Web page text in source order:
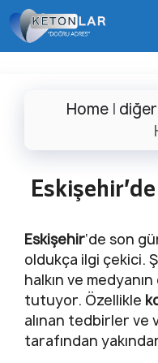
İçeriğe
atla
Home| diğer
Eskişehir‘de son
oldukça ilgi çekici.
halkın ve
tutuyor. Özellikle
alınan tedbirler ve
tarafından